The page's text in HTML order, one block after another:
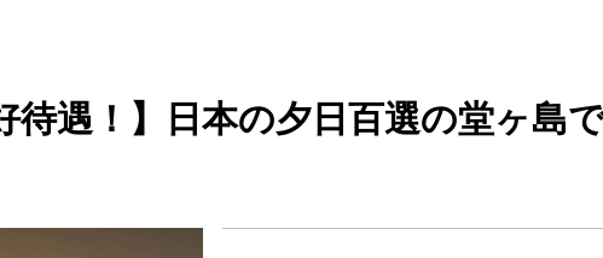
待遇！】日本の夕日百選の堂ヶ島